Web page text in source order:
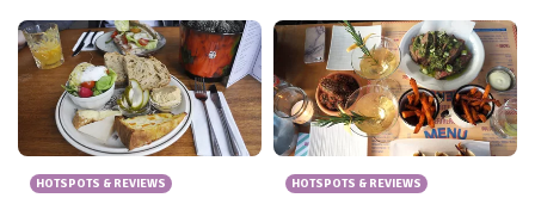
HOTSPOTS & REVIEWS HOTSPOTS & REVIEWS